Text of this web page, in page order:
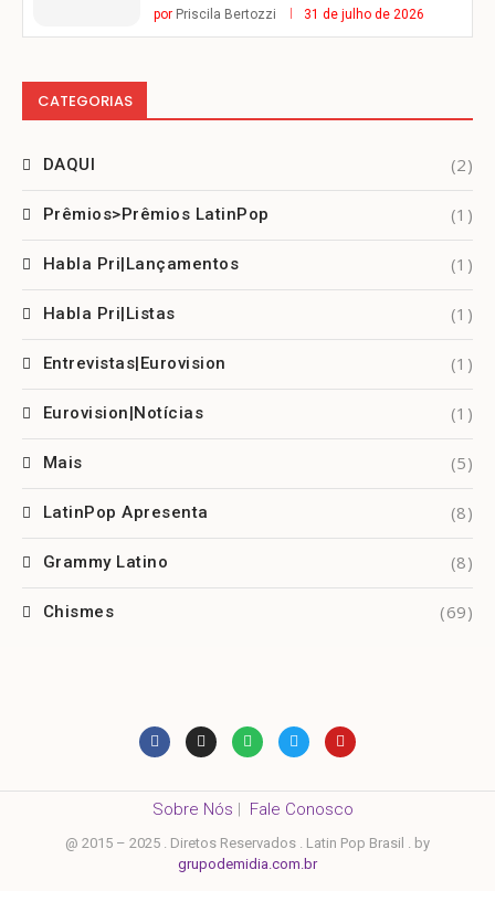
por Priscila Bertozzi 31 de julho de 2026
CATEGORIAS
DAQUI (2)
Prêmios>Prêmios LatinPop (1)
Habla Pri|Lançamentos (1)
Habla Pri|Listas (1)
Entrevistas|Eurovision (1)
Eurovision|Notícias (1)
Mais (5)
LatinPop Apresenta (8)
Grammy Latino (8)
Chismes (69)
Sobre Nós | Fale Conosco
@ 2015 – 2025 . Diretos Reservados . Latin Pop Brasil . by
grupodemidia.com.br